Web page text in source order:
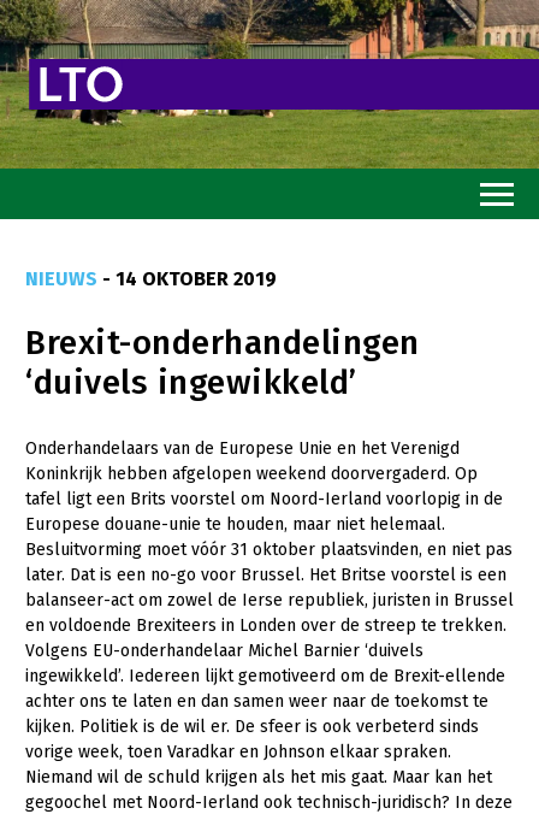
Goed eten
Mooi groen
Sterk ondernemerschap
Transitiepaden
Thema’s
Gezonde planten
Gezonde dieren
Natuur, klimaat en energie
Bodem en water
Platteland en omgeving
Mens, ondernemerschap en onderwijs
NIEUWS - 14 OKTOBER 2019
Brexit-onderhandelingen
‘duivels ingewikkeld’
Onderhandelaars van de Europese Unie en het Verenigd
Koninkrijk hebben afgelopen weekend doorvergaderd. Op
tafel ligt een Brits voorstel om Noord-Ierland voorlopig in de
Europese douane-unie te houden, maar niet helemaal.
Besluitvorming moet vóór 31 oktober plaatsvinden, en niet pas
later. Dat is een no-go voor Brussel. Het Britse voorstel is een
balanseer-act om zowel de Ierse republiek, juristen in Brussel
en voldoende Brexiteers in Londen over de streep te trekken.
Volgens EU-onderhandelaar Michel Barnier ‘duivels
ingewikkeld’. Iedereen lijkt gemotiveerd om de Brexit-ellende
achter ons te laten en dan samen weer naar de toekomst te
kijken. Politiek is de wil er. De sfeer is ook verbeterd sinds
vorige week, toen Varadkar en Johnson elkaar spraken.
Niemand wil de schuld krijgen als het mis gaat. Maar kan het
gegoochel met Noord-Ierland ook technisch-juridisch? In deze